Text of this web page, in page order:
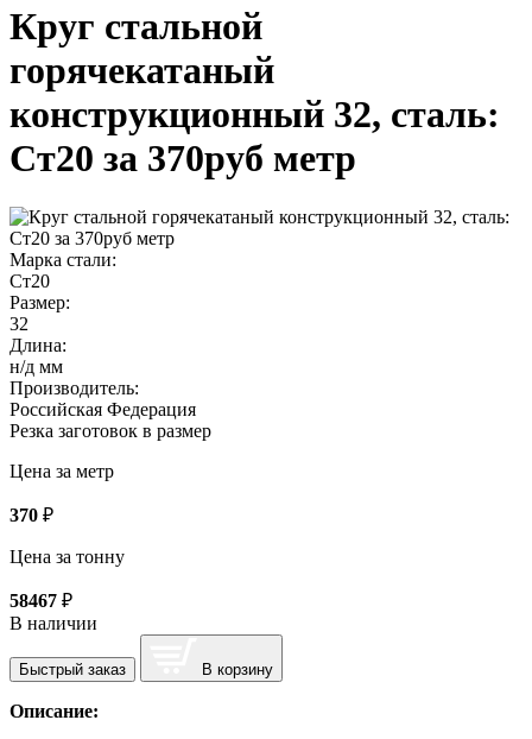
Круг стальной
горячекатаный
конструкционный 32, сталь:
Ст20 за 370руб метр
Марка стали:
Ст20
Размер:
32
Длина:
н/д мм
Производитель:
Российская Федерация
Резка заготовок в размер
Цена за метр
370 ₽
Цена за тонну
58467 ₽
В наличии
Быстрый заказ В корзину
Описание: